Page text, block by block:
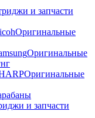
и запчасти
Оригинальные
Оригинальные
Оригинальные
и запчасти